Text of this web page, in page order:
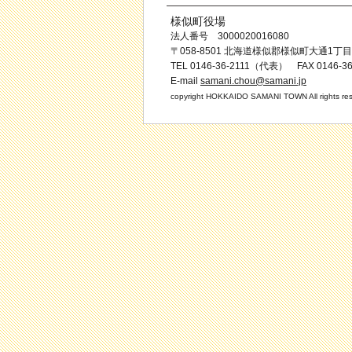
様似町役場
法人番号 3000020016080
〒058-8501 北海道様似郡様似町大通1丁
TEL 0146-36-2111（代表） FAX 0146-
E-mail samani.chou@samani.jp
copyright HOKKAIDO SAMANI TOWN All rights